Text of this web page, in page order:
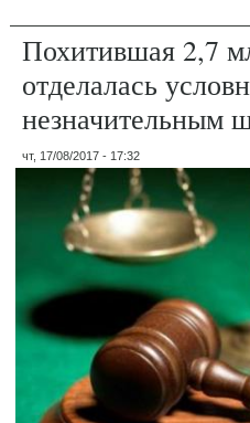
Похитившая 2,7
отделалась
незначительным
чт, 17/08/2017 - 17:32